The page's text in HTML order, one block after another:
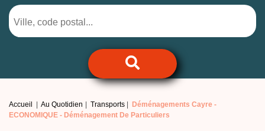
Accueil Au Quotidien Transports
Déménagements Cayre -
ECONOMIQUE - Déménagement De Particuliers